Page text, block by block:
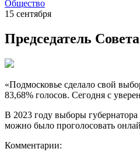
Общество
15 сентября
Председатель
«Подмосковье сделало свой
83,68% голосов. Сегодня с
В 2023 году выборы
можно было проголосовать
Комментарии: